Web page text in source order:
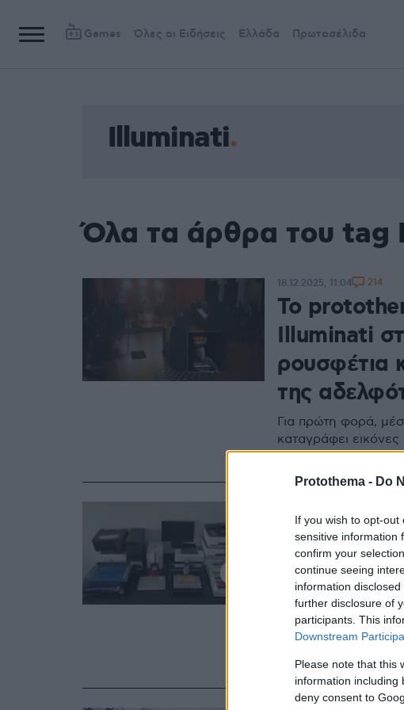
Protothema - Do
If you wish to opt-
sensitive information
confirm your
continue seeing
information
further disclosure of
participants. This
Downstream
Please note that this
information including
deny consent to
Games Όλες οι Ειδήσεις Ελλάδα Πρωτοσέλιδα
Illuminati
Όλα τα άρθρα του tag
Το
Illuminati
ρουσφέτια
της
Για πρώτη φορά,
καταγράφει εικόνες
πραγματοποιούνται
18.12.2025, 11:04 214
Λεία πάνω από
οργάνωσης και